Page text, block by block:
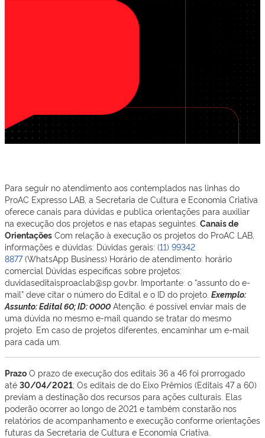
Para seguir no atendimento aos contemplados nas linhas do
ProAC Expresso LAB, a Secretaria de Cultura e Economia Criativa
oferece canais para dúvidas e publica orientações para auxiliar
na execução dos projetos e nas etapas seguintes. Canais de
Orientações Com relação à execução os projetos do ProAC LAB,
informações e dúvidas: Dúvidas gerais: (11) 99342
8877(WhatsApp Business) Horário de atendimento: horário
comercial Dúvidas específicas sobre projetos:
duvidaseditaisproaclab@sp.gov.br. Importante: o “assunto do e-
mail” deve citar o número do Edital e o ID do projeto. Exemplo:
Assunto: Edital 60; ID: 0000 Atenção: é possível enviar mais de
uma dúvida no mesmo e-mail quando se tratar do mesmo
projeto. Em caso de projetos diferentes, encaminhar um e-mail
para cada um.
Prazo O prazo de execução dos editais 36 a 46 foi prorrogado
até 30/04/2021; Os editais de do Eixo Prêmios (Editais 47 a 60)
previam a destinação dos recursos para ações culturais. Elas
poderão ocorrer ao longo de 2021 e também constarão nos
relatórios de acompanhamento e execução conforme orientações
futuras da Secretaria de Cultura e Economia Criativa.